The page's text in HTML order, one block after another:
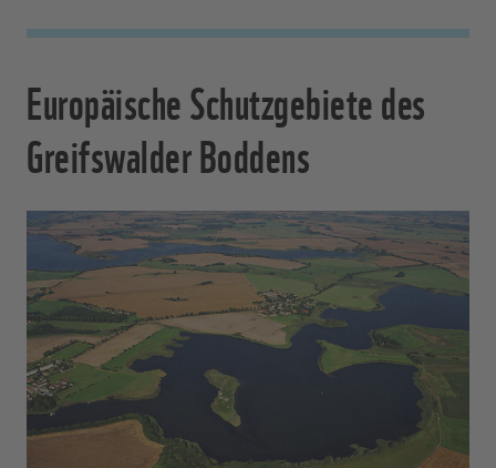
Europäische Schutzgebiete des
Greifswalder Boddens